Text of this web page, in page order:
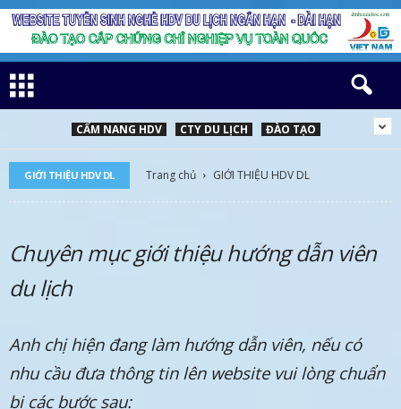
CẨM NANG HDV CTY DU LỊCH ĐÀO TẠO
GIỚI THIỆU HDV DL Trang chủ GIỚI THIỆU HDV DL
Chuyên mục giới thiệu hướng dẫn viên
du lịch
Anh chị hiện đang làm hướng dẫn viên, nếu có
nhu cầu đưa thông tin lên website vui lòng chuẩn
bị các bước sau: